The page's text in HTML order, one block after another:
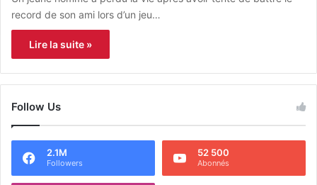
record de son ami lors d’un jeu…
Lire la suite »
Follow Us
2.1M
Followers
52 500
Abonnés